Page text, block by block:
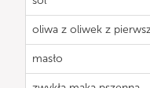
oliwa z oliwek z
masło